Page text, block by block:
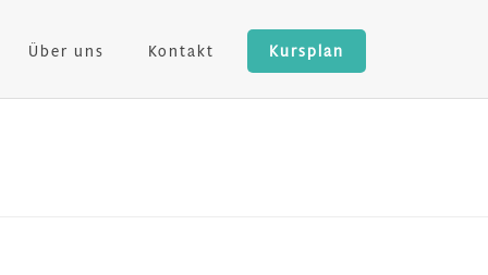
Über uns Kontakt Kursplan